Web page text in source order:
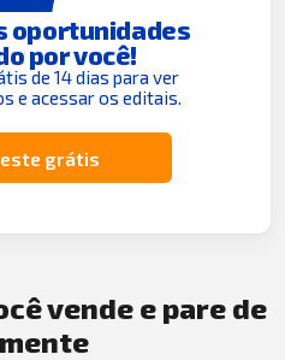
oportunidades
por você!
de 14 dias para ver
e acessar os editais.
grátis
vende e pare de